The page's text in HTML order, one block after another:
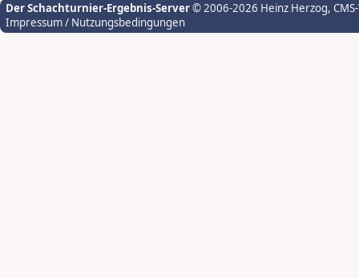
Der Schachturnier-Ergebnis-Server© 2006-2026 Heinz Herzog,
Impressum / Nutzungsbedingungen